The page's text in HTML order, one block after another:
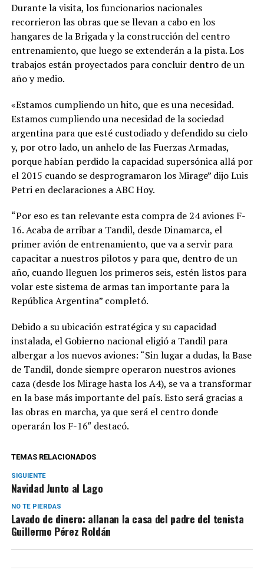
Durante la visita, los funcionarios nacionales
recorrieron las obras que se llevan a cabo en los
hangares de la Brigada y la construcción del centro
entrenamiento, que luego se extenderán a la pista. Los
trabajos están proyectados para concluir dentro de un
año y medio.
«Estamos cumpliendo un hito, que es una necesidad.
Estamos cumpliendo una necesidad de la sociedad
argentina para que esté custodiado y defendido su cielo
y, por otro lado, un anhelo de las Fuerzas Armadas,
porque habían perdido la capacidad supersónica allá por
el 2015 cuando se desprogramaron los Mirage” dijo Luis
Petri en declaraciones a ABC Hoy.
“Por eso es tan relevante esta compra de 24 aviones F-
16. Acaba de arribar a Tandil, desde Dinamarca, el
primer avión de entrenamiento, que va a servir para
capacitar a nuestros pilotos y para que, dentro de un
año, cuando lleguen los primeros seis, estén listos para
volar este sistema de armas tan importante para la
República Argentina” completó.
Debido a su ubicación estratégica y su capacidad
instalada, el Gobierno nacional eligió a Tandil para
albergar a los nuevos aviones: “Sin lugar a dudas, la Base
de Tandil, donde siempre operaron nuestros aviones
caza (desde los Mirage hasta los A4), se va a transformar
en la base más importante del país. Esto será gracias a
las obras en marcha, ya que será el centro donde
operarán los F-16″ destacó.
TEMAS RELACIONADOS
SIGUIENTE
Navidad Junto al Lago
NO TE PIERDAS
Lavado de dinero: allanan la casa del padre del tenista
Guillermo Pérez Roldán